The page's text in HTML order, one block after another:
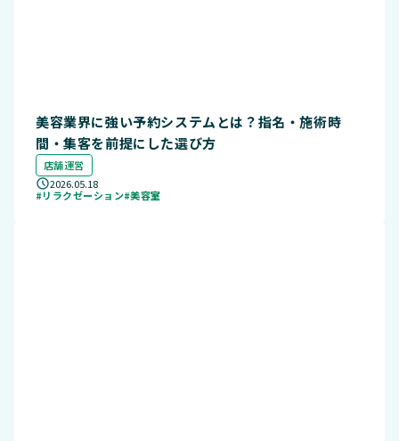
美容業界に強い予約システムとは？指名・施術時
間・集客を前提にした選び方
店舗運営
2026.05.18
#リラクゼーション#美容室